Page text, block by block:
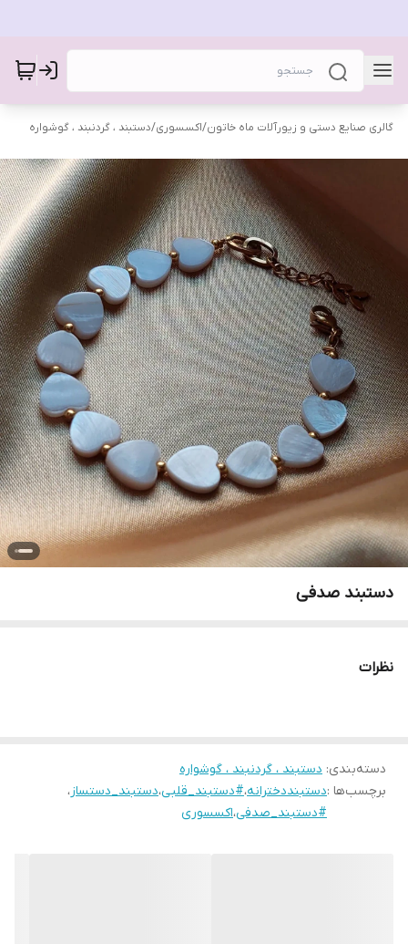
گالری صنایع دستی و زیورآلات ماه خاتون/اکسسوری/دستبند ، گردنبند ، گوشواره
دستبند صدفی
نظرات
دسته‌بندی: دستبند ، گردنبند ، گوشواره
برچسب‌ها :دستبنددخترانه،#دستبند_قلبی،دستبند_دستساز،
#دستبند_صدفی،اکسسوری